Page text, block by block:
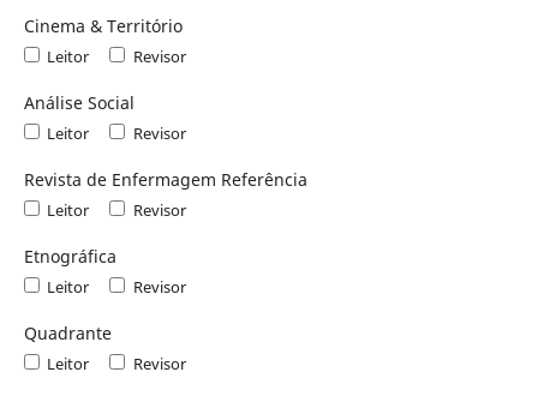
Cinema & Território
Leitor Revisor
Análise Social
Leitor Revisor
Revista de Enfermagem Referência
Leitor Revisor
Etnográfica
Leitor Revisor
Quadrante
Leitor Revisor